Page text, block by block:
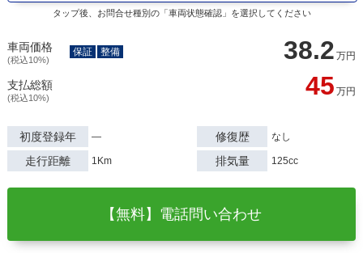
タップ後、お問合せ種別の「車両状態確認」を選択してください
車両価格
(税込10%) 38.2 万円
保証 整備
支払総額
(税込10%) 45 万円
初度登録年 ― 修復歴 なし
走行距離 1Km 排気量 125cc
【無料】電話問い合わせ